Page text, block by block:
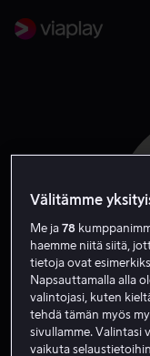
Välitämme
Me ja78
haemme niitä siitä,
tietoja ovat
Napsauttamalla alla
valintojasi, kuten
tehdä tämän myös
sivullamme. Valintasi
vaikuta